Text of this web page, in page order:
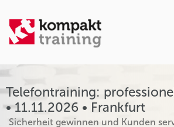
Telefontraining:
• 11.11.2026 • Frankfurt
Sicherheit gewinnen und Kunden